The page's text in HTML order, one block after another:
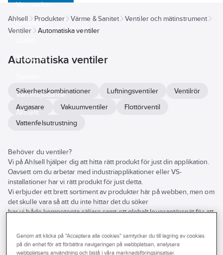
Varumärken
Kampanjer
Branscher
Vårt erbjudande
Aktuellt
Ahlsell Produkter Värme & Sanitet
Ventiler och mätinstrument
Ventiler
Automatiska ventiler
Automatiska ventiler
Säkerhetskombinationer Luftningsventiler
Ventilrör
Avgasare
Vakuumventiler
Flottörventil
Vattenfelsutrustning
Behöver du ventiler?
Vi på Ahlsell hjälper dig att hitta rätt produkt för just din applikation.
Oavsett om du arbetar med industriapplikationer eller VS-
installationer har vi rätt produkt för just detta.
Vi erbjuder ett brett sortiment av produkter här på webben, men om
det skulle vara så att du inte hittar det du söker
har vi både kompetenta säljare samt ett globalt leverantörsnät för att
Varumärke Lagerförd
Se
alla
filter
Produkter (119)
Genom att klicka på "Acceptera alla cookies" samtycker du till lagring av cookies
på din enhet för att förbättra navigeringen på webbplatsen, analysera
webbplatsens användning och bistå i våra marknadsföringsinsatser.